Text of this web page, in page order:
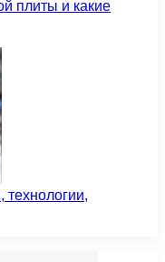
плиты и какие